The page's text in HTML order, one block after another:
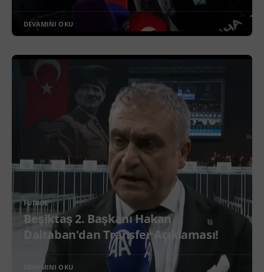
DEVAMINI OKU
FUTBOL
Beşiktaş 2. Başkanı Hakan
Daltaban'dan Transfer Açıklaması!
DEVAMINI OKU